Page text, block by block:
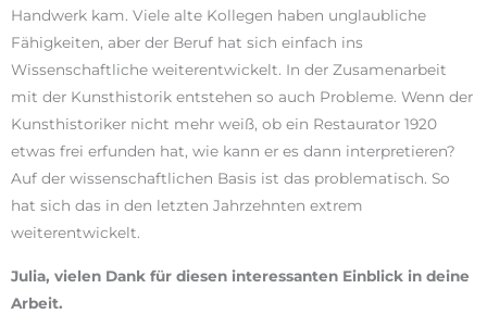
Handwerk kam. Viele alte Kollegen haben unglaubliche
Fähigkeiten, aber der Beruf hat sich einfach ins
Wissenschaftliche weiterentwickelt. In der Zusamenarbeit
mit der Kunsthistorik entstehen so auch Probleme. Wenn der
Kunsthistoriker nicht mehr weiß, ob ein Restaurator 1920
etwas frei erfunden hat, wie kann er es dann interpretieren?
Auf der wissenschaftlichen Basis ist das problematisch. So
hat sich das in den letzten Jahrzehnten extrem
weiterentwickelt.
Julia, vielen Dank für diesen interessanten Einblick in deine
Arbeit.